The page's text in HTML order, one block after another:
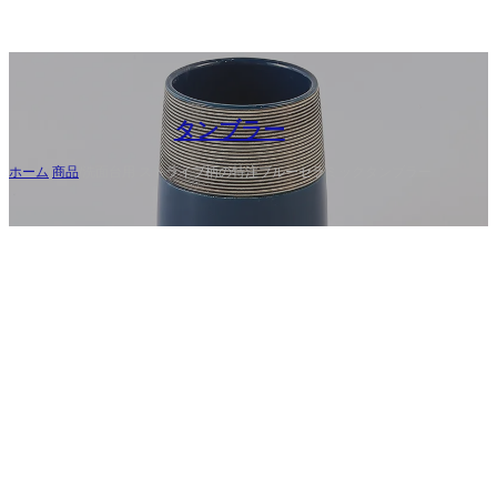
タンブラー
ホーム 商品 洗面台用 ストライプ柄の特注ブルーセラミックタンブラー